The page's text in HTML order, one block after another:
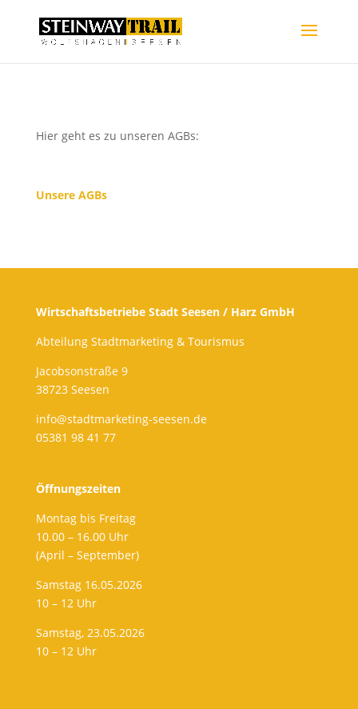
Hier geht es zu unseren AGBs:
Unsere AGBs
Wirtschaftsbetriebe Stadt Seesen / Harz GmbH
Abteilung Stadtmarketing & Tourismus
Jacobsonstraße 9
38723 Seesen
info@stadtmarketing-seesen.de
05381 98 41 77
Öffnungszeiten
Montag bis Freitag
10.00 – 16.00 Uhr
(April – September)
Samstag 16.05.2026
10 – 12 Uhr
Samstag, 23.05.2026
10 – 12 Uhr